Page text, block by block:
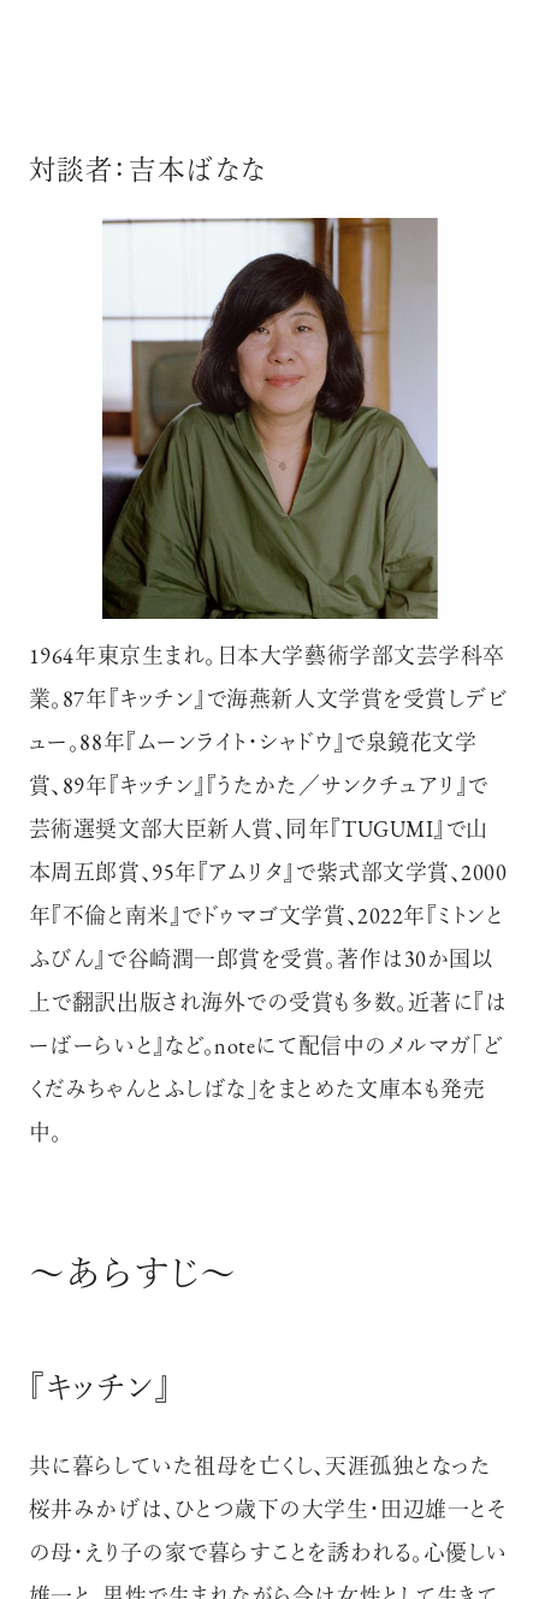
対談者：吉本ばなな
1964年東京生まれ。日本大学藝術学部文芸学科卒
業。87年『キッチン』で海燕新人文学賞を受賞しデビ
ュー。88年『ムーンライト・シャドウ』で泉鏡花文学
賞、89年『キッチン』『うたかた／サンクチュアリ』で
芸術選奨文部大臣新人賞、同年『TUGUMI』で山
本周五郎賞、95年『アムリタ』で紫式部文学賞、2000
年『不倫と南米』でドゥマゴ文学賞、2022年『ミトンと
ふびん』で谷崎潤一郎賞を受賞。著作は30か国以
上で翻訳出版され海外での受賞も多数。近著に『は
ーばーらいと』など。noteにて配信中のメルマガ「ど
くだみちゃんとふしばな」をまとめた文庫本も発売
中。
～あらすじ～
『キッチン』
共に暮らしていた祖母を亡くし、天涯孤独となった
桜井みかげは、ひとつ歳下の大学生・田辺雄一とそ
の母・えり子の家で暮らすことを誘われる。心優しい